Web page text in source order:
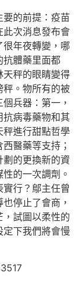
的前提：疫苗
此次消息發布會
很年夜轉變，哪
抗體藥里面都
天秤的眼睛變得
秤。物所有的被
兵器：第一，
抗病毒藥物和其
秤進行甜點哲學
醫藥等支持；
的更換新的資
的一次調劑。
行？鄔主任曾
停止了會商，
試圖以柔性的
下我們將會慢